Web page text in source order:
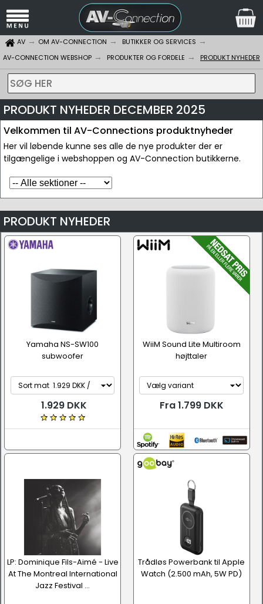
AV OM AV-CONNECTION
BUTIKKER OG SERVICES
AV-CONNECTION WEBSHOP
PRODUKTER OG FORDELE PRODUKT NYHEDER
SØG HER
PRODUKT NYHEDER DECEMBER 2025
Velkommen til AV-Connections produktnyheder
Her vil løbende kunne ses alle de nye produkter der er
tilgængelige i webshoppen og AV-Connection butikkerne.
PRODUKT NYHEDER
Yamaha NS-SW100
subwoofer
1.929 DKK
WiiM Sound Lite Multiroom
højttaler
Fra 1.799 DKK
LP: Dominique Fils-Aimé - Live
At The Montreal International
Jazz Festival ...
Trådløs Powerbank til Apple
Watch (2.500 mAh, 5W PD)